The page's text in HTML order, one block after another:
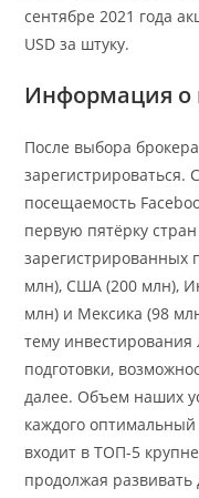
сентябре 2021 года
USD за штуку.
Информация о
После выбора
посещаемость
первую пятёрку
зарегистрированных
млн), США (200 млн),
млн) и Мексика (98
тему
подготовки,
далее. Объем наших
каждого оптимальный
входит в ТОП-5
продолжая развивать